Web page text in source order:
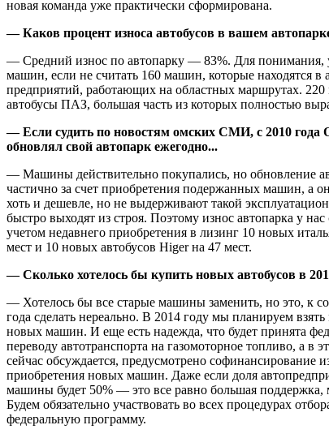
новая команда уже практически сформирована.
— Каков процент износа автобусов в вашем
— Средний износ по автопарку — 83%. Для понимания,
машин, если не считать 160 машин, которые находятся в
предприятий, работающих на областных маршрутах.
автобусы ПАЗ, большая часть из которых полностью
— Если судить по новостям омских СМИ, с 2010 года
обновлял свой автопарк ежегодно...
— Машины действительно покупались, но обновление
частично за счет приобретения подержанных машин, а
хоть и дешевле, но не выдерживают такой
быстро выходят из строя. Поэтому износ автопарка у
учетом недавнего приобретения в лизинг 10 новых
мест и 10 новых автобусов Higer на 47 мест.
— Сколько хотелось бы купить новых автобусов в
— Хотелось бы все старые машины заменить, но это, к
года сделать нереально. В 2014 году мы планируем
новых машин. И еще есть надежда, что будет принята
переводу автотранспорта на газомоторное топливо, а в
сейчас обсуждается, предусмотрено софинансирование
приобретения новых машин. Даже если доля
машины будет 50% — это все равно большая поддержка,
Будем обязательно участвовать во всех процедурах
федеральную программу.